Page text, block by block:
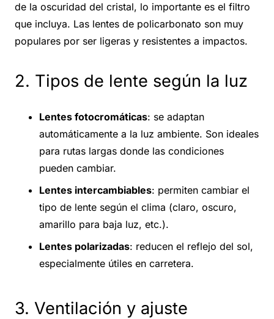
de la oscuridad del cristal, lo importante es el filtro
que incluya. Las lentes de policarbonato son muy
populares por ser ligeras y resistentes a impactos.
2. Tipos de lente según la luz
Lentes fotocromáticas: se adaptan
automáticamente a la luz ambiente. Son ideales
para rutas largas donde las condiciones
pueden cambiar.
Lentes intercambiables: permiten cambiar el
tipo de lente según el clima (claro, oscuro,
amarillo para baja luz, etc.).
Lentes polarizadas: reducen el reflejo del sol,
especialmente útiles en carretera.
3. Ventilación y ajuste